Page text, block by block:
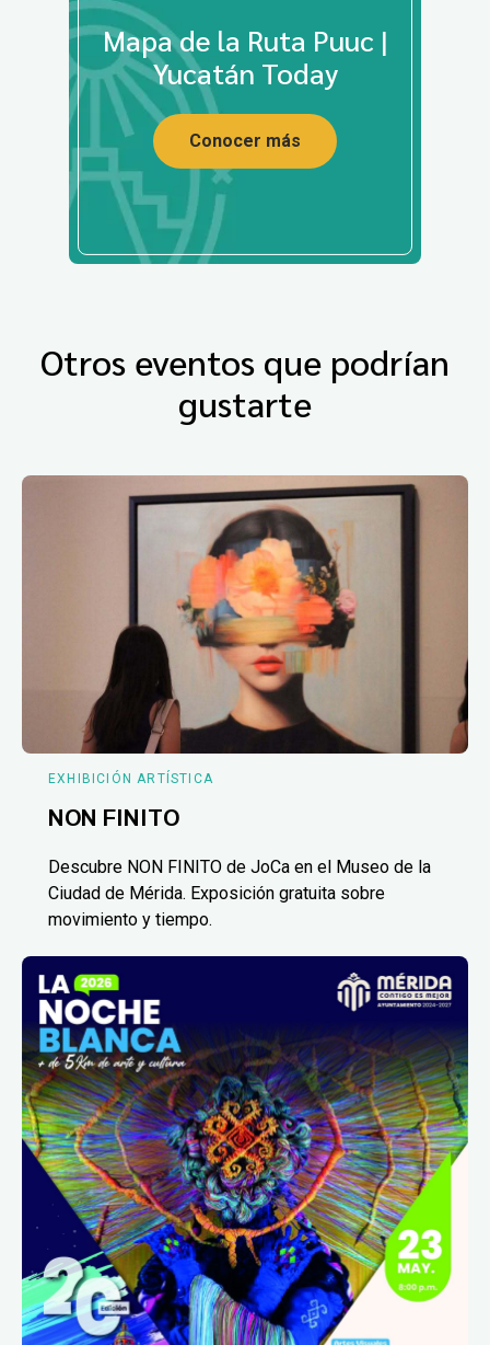
Mapa de la Ruta Puuc |
Yucatán Today
Conocer más
Otros eventos que podrían
gustarte
EXHIBICIÓN ARTÍSTICA
NON FINITO
Descubre NON FINITO de JoCa en el Museo de la
Ciudad de Mérida. Exposición gratuita sobre
movimiento y tiempo.